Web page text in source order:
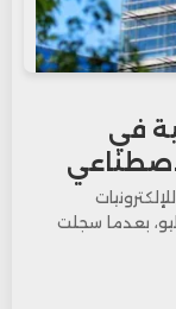
في
بعدما سجلت